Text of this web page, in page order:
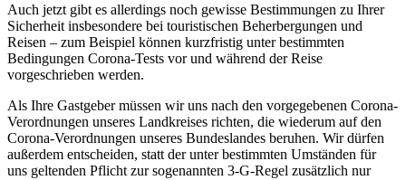
Auch jetzt gibt es allerdings noch gewisse Bestimmungen zu Ihrer
Sicherheit insbesondere bei touristischen Beherbergungen und
Reisen – zum Beispiel können kurzfristig unter bestimmten
Bedingungen Corona-Tests vor und während der Reise
vorgeschrieben werden.
Als Ihre Gastgeber müssen wir uns nach den vorgegebenen Corona-
Verordnungen unseres Landkreises richten, die wiederum auf den
Corona-Verordnungen unseres Bundeslandes beruhen. Wir dürfen
außerdem entscheiden, statt der unter bestimmten Umständen für
uns geltenden Pflicht zur sogenannten 3-G-Regel zusätzlich nur